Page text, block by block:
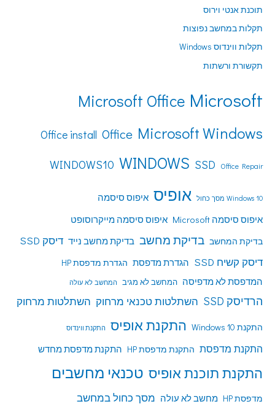
תוכנת אנטי וירוס
תקלות במחשב נפוצות
תקלות ווינדוס Windows
תקשורת ורשתות
Microsoft
Microsoft Office
Microsoft Windows
Office
Office install
Office Repair
SSD
WINDOWS
WINDOWS10
Windows 10 מסך כחול אופיס איפוס סיסמה
איפוס סיסמה Microsoft
איפוס סיסמה מייקרוסופט
בדיקת המחשב בדיקת מחשב בדיקת מחשב נייד דיסק SSD
דיסק קשיח SSD
הגדרת מדפסת הגדרת מדפסת HP
המדפסת לא מדפיסה המחשב לא מגיב המחשב לא עולה
הרדיסק SSD השתלטות טכנאי מרחוק השתלטות מרחוק
התקנת Windows 10 התקנת אופיס התקנת ווינדוס
התקנת מדפסת התקנת מדפסת HP התקנת מדפסת מחדש
התקנת תוכנת אופיס טכנאי מחשבים
מדפסת HP מחשב לא עולה מסך כחול במחשב